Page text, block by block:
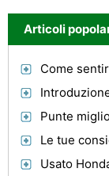
Articoli
Punte
Usato